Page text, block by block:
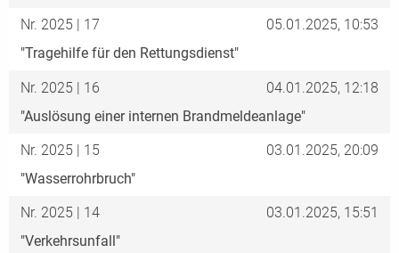
Nr. 2025 | 17
"Tragehilfe für den Rettungsdienst"
05.01.2025, 10:53
Nr. 2025 | 16
"Auslösung einer internen Brandmeldeanlage"
04.01.2025, 12:18
Nr. 2025 | 15
"Wasserrohrbruch"
03.01.2025, 20:09
Nr. 2025 | 14
"Verkehrsunfall"
03.01.2025, 15:51